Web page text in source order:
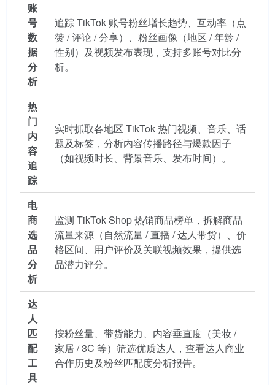
账
号
数
据
分
析
追踪 TikTok 账号粉丝增长趋势、互动率（点
赞 / 评论 / 分享）、粉丝画像（地区 / 年龄 /
性别）及视频发布表现，支持多账号对比分
析。
热
门
内
容
追
踪
实时抓取各地区 TikTok 热门视频、音乐、话
题及标签，分析内容传播路径与爆款因子
（如视频时长、背景音乐、发布时间）。
电
商
选
品
分
析
监测 TikTok Shop 热销商品榜单，拆解商品
流量来源（自然流量 / 直播 / 达人带货）、价
格区间、用户评价及关联视频效果，提供选
品潜力评分。
达
人
匹
配
工
具
按粉丝量、带货能力、内容垂直度（美妆 /
家居 / 3C 等）筛选优质达人，查看达人商业
合作历史及粉丝匹配度分析报告。